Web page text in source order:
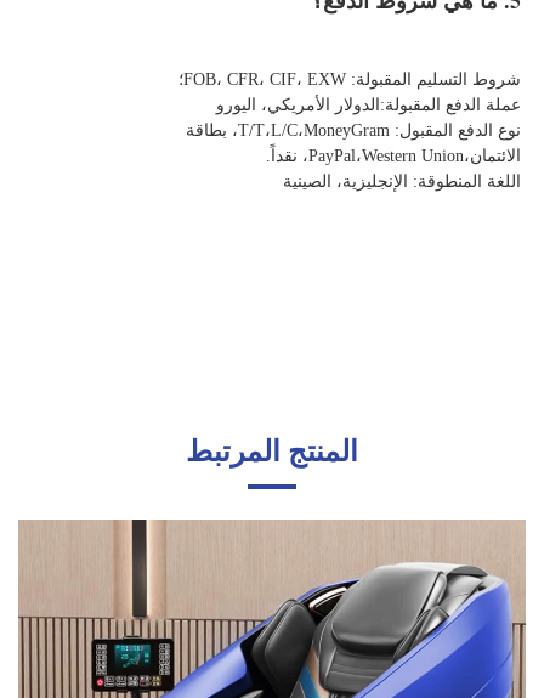
شروط التسليم المقبولة: FOB، CFR، CIF، EXW؛
عملة الدفع المقبولة:الدولار الأمريكي، اليورو
الائتمان،PayPal،Western Union، نقداً.
اللغة المنطوقة: الإنجليزية، الصينية
المنتج المرتبط